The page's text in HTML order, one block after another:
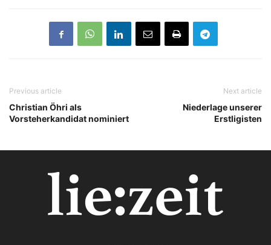
Previous article
Christian Öhri als
Vorsteherkandidat nominiert
Next article
Niederlage unserer
Erstligisten